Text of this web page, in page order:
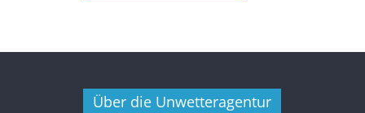
Über die Unwetteragentur